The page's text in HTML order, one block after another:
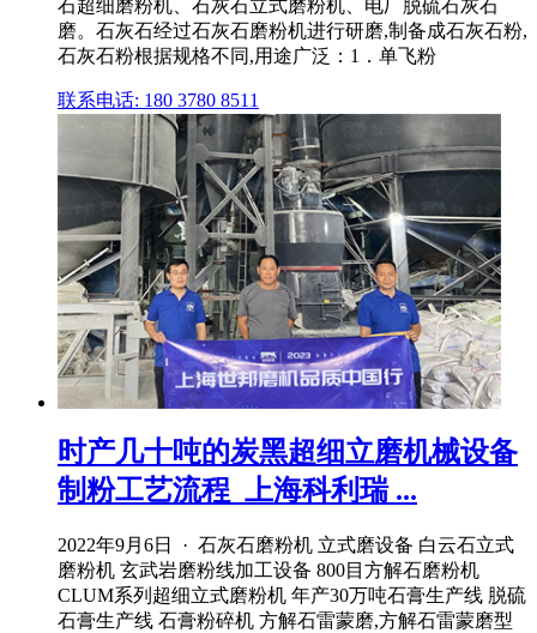
石超细磨粉机、石灰石立式磨粉机、电厂脱硫石灰石
磨。石灰石经过石灰石磨粉机进行研磨,制备成石灰石粉,
石灰石粉根据规格不同,用途广泛：1．单飞粉
联系电话: 180 3780 8511
时产几十吨的炭黑超细立磨机械设备
制粉工艺流程_上海科利瑞 ...
2022年9月6日 · 石灰石磨粉机 立式磨设备 白云石立式
磨粉机 玄武岩磨粉线加工设备 800目方解石磨粉机
CLUM系列超细立式磨粉机 年产30万吨石膏生产线 脱硫
石膏生产线 石膏粉碎机 方解石雷蒙磨,方解石雷蒙磨型